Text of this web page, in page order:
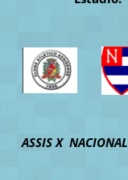
ASSIS X NACIONAL